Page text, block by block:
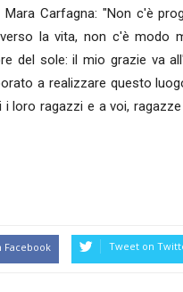
Carfagna: "Non c'è
la vita, non c'è modo
del sole: il mio grazie va
a realizzare questo
loro ragazzi e a voi,
Facebook Tweet on